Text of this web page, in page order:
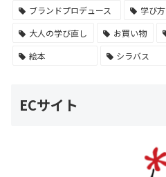
ブランドプロデュース
学び方
大人の学び直し
お買い物
絵本
シラバス
ECサイト